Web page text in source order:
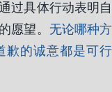
过具体行动表明自
愿望。 无论哪种方
歉的诚意都是可行